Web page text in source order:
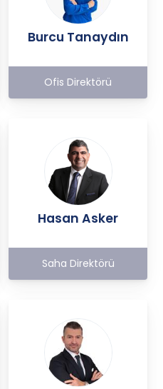
Burcu Tanaydın
Ofis Direktörü
Hasan Asker
Saha Direktörü